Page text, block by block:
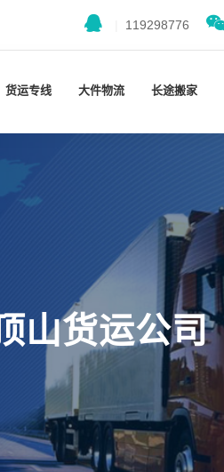
119298776
货运专线 大件物流 长途搬家
山货运公司